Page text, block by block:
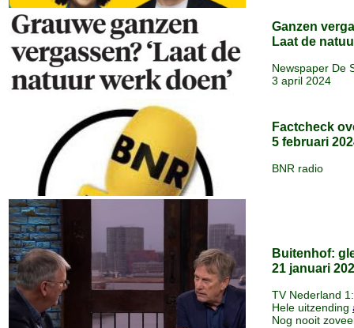
Ganzen
Laat de
Newspaper De
3 april 2024
Factcheck
5 februari
BNR radio
Buitenhof:
21 januari
TV Nederland
Hele uitzending
Nog nooit